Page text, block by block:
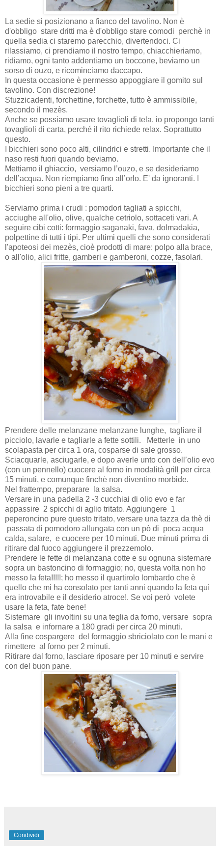
La sedie si posizionano a fianco del tavolino. Non è
d'obbligo stare dritti ma è d'obbligo stare comodi perchè in
quella sedia ci staremo parecchio, divertendoci. Ci
rilassiamo, ci prendiamo il nostro tempo, chiacchieriamo,
ridiamo, ogni tanto addentiamo un boccone, beviamo un
sorso di ouzo, e ricominciamo daccapo.
In questa occasione è permesso appoggiare il gomito sul
tavolino. Con discrezione!
Stuzzicadenti, forchettine, forchette, tutto è ammissibile,
secondo il mezès.
Αnche se possiamo usare tovaglioli di tela, io propongo tanti
tovaglioli di carta, perché il rito richiede relax. Soprattutto
questo.
I bicchieri sono poco alti, cilindrici e stretti. Importante che il
naso resti fuori quando beviamo.
Mettiamo il ghiaccio, versiamo l’ouzo, e se desideriamo
dell’acqua. Non riempiamo fino all’orlo. E' da ignoranti. I
bicchieri sono pieni a tre quarti.
Serviamo prima i crudi : pomodori tagliati a spicchi,
acciughe all'olio, olive, qualche cetriolo, sottaceti vari. A
seguire cibi cotti: formaggio saganaki, fava, dolmadakia,
polpettine di tutti i tipi. Per ultimi quelli che sono considerati
l'apoteosi dei mezès, cioè prodotti di mare: polpo alla brace,
o all'olio, alici fritte, gamberi e gamberoni, cozze, fasolari.
Prendere delle melanzane melanzane lunghe, tagliare il
picciolo, lavarle e tagliarle a fette sottili. Metterle in uno
scolapasta per circa 1 ora, cosparse di sale grosso.
Sciacquarle, asciugarle, e dopo averle unto con dell’olio evo
(con un pennello) cuocere al forno in modalità grill per circa
15 minuti, e comunque finchè non diventino morbide.
Nel frattempo, preparare la salsa.
Versare in una padella 2 -3 cucchiai di olio evo e far
appassire 2 spicchi di aglio tritato. Aggiungere 1
peperoncino pure questo tritato, versare una tazza da thè di
passata di pomodoro allungata con un pò di poca acqua
calda, salare, e cuocere per 10 minuti. Due minuti prima di
ritirare dal fuoco aggiungere il prezzemolo.
Prendere le fette di melanzana cotte e su ognuna sistemare
sopra un bastoncino di formaggio; no, questa volta non ho
messo la feta!!!!!; ho messo il quartirolo lombardo che è
quello che mi ha consolato per tanti anni quando la feta quì
era introvabile e il desiderio atroce!. Se voi però volete
usare la feta, fate bene!
Sistemare gli involtini su una teglia da forno, versare sopra
la salsa e infornare a 180 gradi per circa 20 minuti.
Alla fine cospargere del formaggio sbriciolato con le mani e
rimettere al forno per 2 minuti.
Ritirare dal forno, lasciare riposare per 10 minuti e servire
con del buon pane.
Condividi